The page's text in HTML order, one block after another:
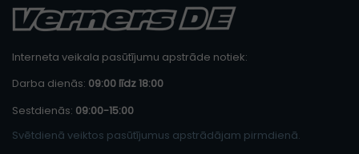
Interneta veikala pasūtījumu apstrāde notiek:
Darba dienās: 09:00 līdz 18:00
Sestdienās: 09:00-15:00
Svētdienā veiktos pasūtījumus apstrādājam pirmdienā.